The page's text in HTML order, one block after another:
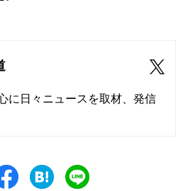
に日々ニュースを取材、発信